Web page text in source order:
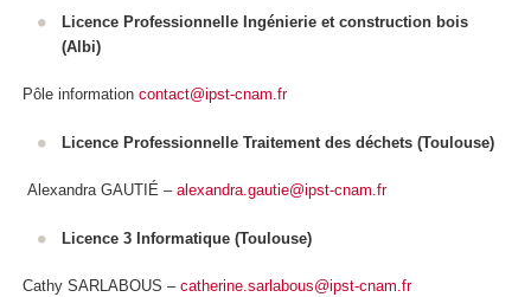
Licence Professionnelle Ingénierie et construction bois
(Albi)
Pôle information contact@ipst-cnam.fr
Licence Professionnelle Traitement des déchets (Toulouse)
Alexandra GAUTIÉ – alexandra.gautie@ipst-cnam.fr
Licence 3 Informatique (Toulouse)
Cathy SARLABOUS – catherine.sarlabous@ipst-cnam.fr